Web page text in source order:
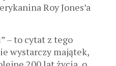
Roy Jones’a
– to cytat z tego
wystarczy majątek,